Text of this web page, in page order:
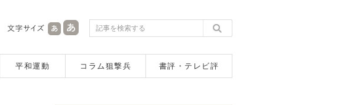
平和運動 コラム狙撃兵 書評・テレビ評